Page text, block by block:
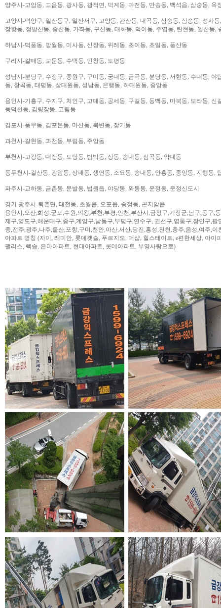
양주시-고암동, 고읍동, 광사동, 광적면, 덕계동, 마전동, 만송동, 백석읍, 삼숭동, 옥
고양시-덕양구, 일산동구, 일산서구, 고양동, 관산동, 내곡동, 삼숭동, 삼송동, 성사
장항동, 정발산동, 중산동, 가좌동, 구산동, 대화동, 덕이동, 주엽동, 탄현동, 일산동,
하남시-덕풍동, 망월동, 미사동, 신장동, 위례동, 초이동, 초일동, 풍산동
구리시-갈매동, 교문동, 수택동, 인창동, 토평동
성남시-분당구, 수정구, 중원구, 구미동, 궁내동, 금곡동, 분당동, 서현동, 수내동,
동, 창곡동, 태평동, 상대원동, 성남동, 은행동, 하대원동, 중앙동
용인시-기흥구, 수지구, 처인구, 고매동, 공세동, 구갈동, 동백동, 마북동, 보라동,
풍덕천동, 김량장동, 고림동
김포시-풍무동, 김포본동, 마산동, 북변동, 장기동
과천시-갈현동, 과천동, 부림동, 주암동
부천시-고강동, 대장동, 도당동, 범박동, 상동, 송내동, 심곡동, 약대동
동두천시-걸산동, 광암동, 상패동, 생연동, 소요동, 송내동, 안흥동, 중앙동, 지행동,
파주시-교하동, 금촌동, 문발동, 법원읍, 야당동, 와동동, 운정동, 운정신도시
경기 광주시-퇴촌면, 태전동, 초월읍, 오포읍, 송정동, 곤지암읍
용인시,오산,화성,군포,수원,의왕,부천,부평,인천,부산시,금정구,기장군,남구,동구,
제구,영도구,해운대구,중구,계양구,남동구,부평구,연수구, 권선구,영통구,장안구,
종,전주,광주,나주,울산,포항,구미,천안,아산,서산,당진,홍성,진천,충주,음성,여주,이
아파트 명칭 (자이, 래미안, 롯데캣슬, 푸르지오, 더샵, 힐스테이트, e편한세상, 아이
팰리스, 렉슬, 은마아파트, 현대아파트, 롯데아파트, 부영사랑으로)